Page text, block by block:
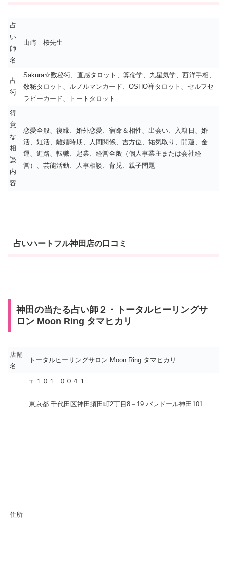
占
い
師
名
山崎 桜先生
占
術
Sakura☆数秘術、直感タロット、算命学、九星気学、西洋手相、
数秘タロット、ルノルマンカード、OSHO禅タロット、セルフセ
ラピーカード、トートタロット
得
意
な
相
談
内
容
恋愛全般、復縁、婚外恋愛、宿命＆相性、出会い、入籍日、婚
活、妊活、離婚時期、人間関係、吉方位、祐気取り、開運、金
運、進路、転職、起業、経営全般（個人事業主または会社経
営）、芸能活動、人事相談、育児、親子問題
占いハートフル神田店の口コミ
神田の当たる占い師２・トータルヒーリングサ
ロン Moon Ring タマヒカリ
店舗
名
トータルヒーリングサロン Moon Ring タマヒカリ
住所
〒１０１−００４１
東京都 千代田区神田須田町2丁目8－19 パレドール神田101